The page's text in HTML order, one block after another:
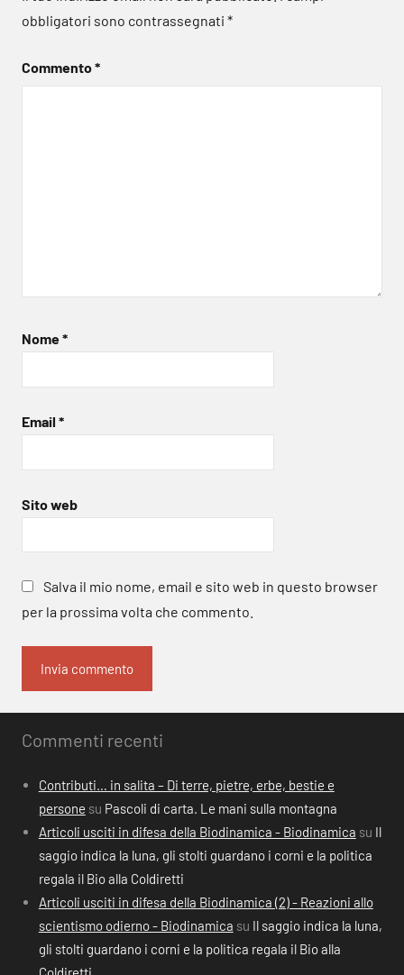
obbligatori sono contrassegnati *
Commento*
Nome*
Email *
Sito web
Salva il mio nome, email e sito web in questo browser
per la prossima volta che commento.
Commenti recenti
Contributi… in salita – Di terre, pietre, erbe, bestie e
persone su Pascoli di carta. Le mani sulla montagna
Articoli usciti in difesa della Biodinamica - Biodinamica su Il
saggio indica la luna, gli stolti guardano i corni e la politica
regala il Bio alla Coldiretti
Articoli usciti in difesa della Biodinamica (2) - Reazioni allo
scientismo odierno - Biodinamica su Il saggio indica la luna,
gli stolti guardano i corni e la politica regala il Bio alla